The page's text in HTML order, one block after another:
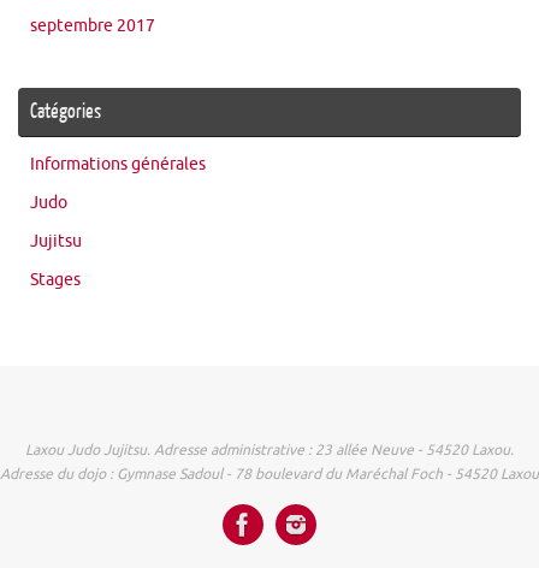
septembre 2017
Catégories
Informations générales
Judo
Jujitsu
Stages
Laxou Judo Jujitsu. Adresse administrative : 23 allée Neuve - 54520 Laxou.
Adresse du dojo : Gymnase Sadoul - 78 boulevard du Maréchal Foch - 54520 Laxou